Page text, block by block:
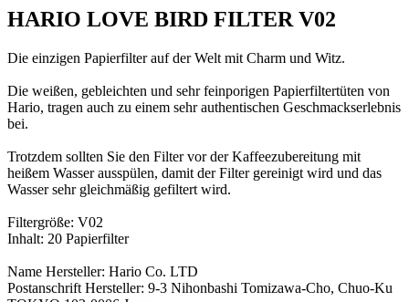
HARIO LOVE BIRD FILTER V02
Die einzigen Papierfilter auf der Welt mit Charm und Witz.
Die weißen, gebleichten und sehr feinporigen Papierfiltertüten von
Hario, tragen auch zu einem sehr authentischen Geschmackserlebnis
bei.
Trotzdem sollten Sie den Filter vor der Kaffeezubereitung mit
heißem Wasser ausspülen, damit der Filter gereinigt wird und das
Wasser sehr gleichmäßig gefiltert wird.
Filtergröße: V02
Inhalt: 20 Papierfilter
Name Hersteller: Hario Co. LTD
Postanschrift Hersteller: 9-3 Nihonbashi Tomizawa-Cho, Chuo-Ku